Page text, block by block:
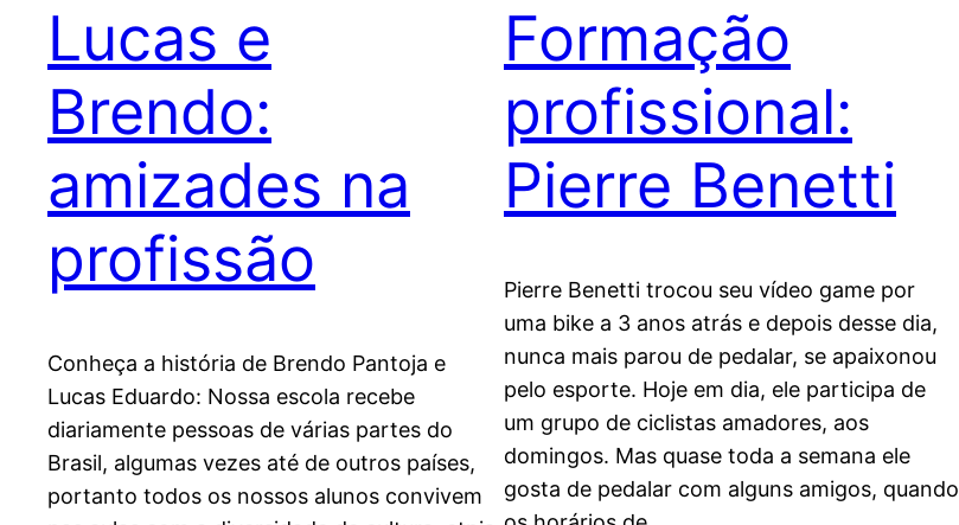
Lucas e
Brendo:
amizades na
profissão
Conheça a história de Brendo Pantoja e
Lucas Eduardo: Nossa escola recebe
diariamente pessoas de várias partes do
Brasil, algumas vezes até de outros países,
portanto todos os nossos alunos convivem
Formação
profissional:
Pierre Benetti
Pierre Benetti trocou seu vídeo game por
uma bike a 3 anos atrás e depois desse dia,
nunca mais parou de pedalar, se apaixonou
pelo esporte. Hoje em dia, ele participa de
um grupo de ciclistas amadores, aos
domingos. Mas quase toda a semana ele
gosta de pedalar com alguns amigos, quando